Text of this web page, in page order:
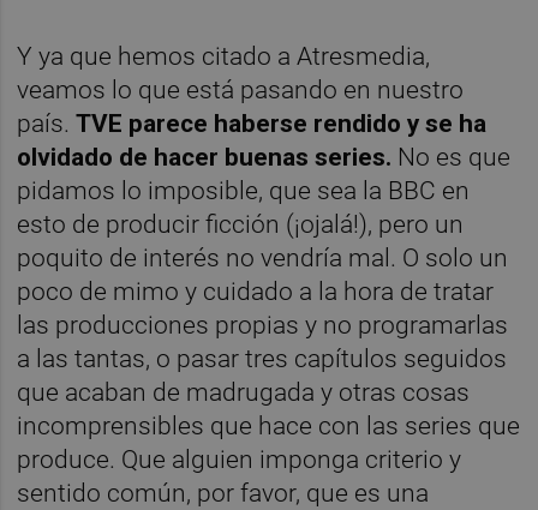
Y ya que hemos citado a Atresmedia,
veamos lo que está pasando en nuestro
país.TVE parece haberse rendido y se ha
olvidado de hacer buenas series. No es que
pidamos lo imposible, que sea la BBC en
esto de producir ficción (¡ojalá!), pero un
poquito de interés no vendría mal. O solo un
poco de mimo y cuidado a la hora de tratar
las producciones propias y no programarlas
a las tantas, o pasar tres capítulos seguidos
que acaban de madrugada y otras cosas
incomprensibles que hace con las series que
produce. Que alguien imponga criterio y
sentido común, por favor, que es una